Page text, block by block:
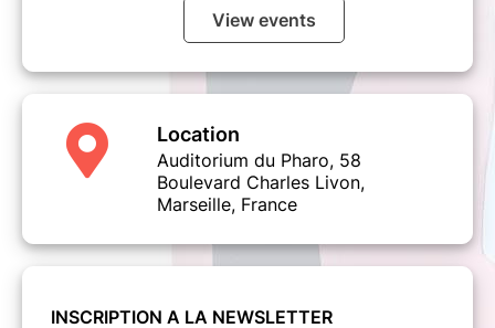
View events
Location
Auditorium du Pharo, 58
Boulevard Charles Livon,
Marseille, France
INSCRIPTION A LA NEWSLETTER